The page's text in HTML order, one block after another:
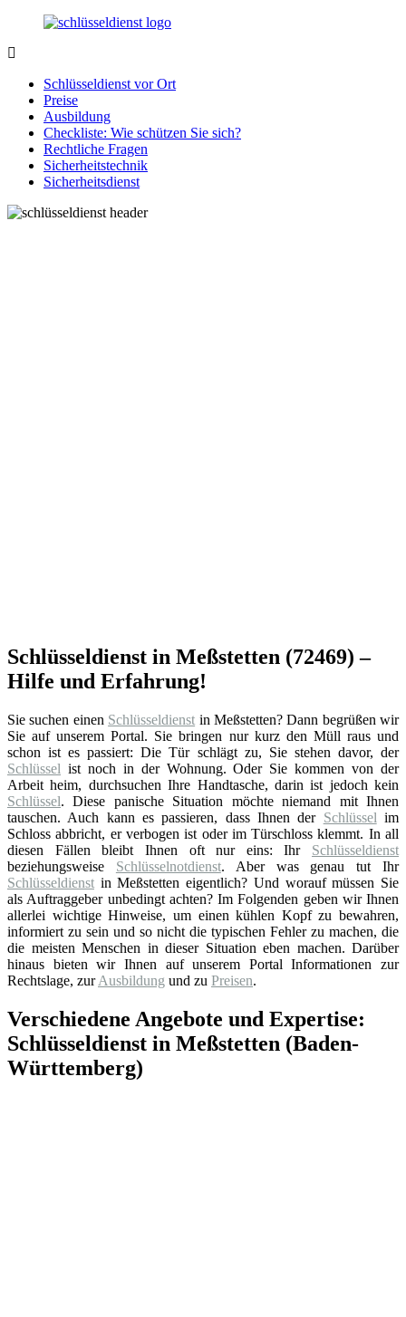
Zurück
Inhalt
Notlage
wird
gelöst!
Schlüsseldienst vor Ort
Preise
Ausbildung
Checkliste: Wie schützen Sie sich?
Rechtliche Fragen
Sicherheitstechnik
Sicherheitsdienst
Schlüsseldienst in Meßstetten (72469) –
Hilfe und Erfahrung!
Sie suchen einen Schlüsseldienst in Meßstetten? Dann begrüßen wir
Sie auf unserem Portal. Sie bringen nur kurz den Müll raus und
schon ist es passiert: Die Tür schlägt zu, Sie stehen davor, der
Schlüssel ist noch in der Wohnung. Oder Sie kommen von der
Arbeit heim, durchsuchen Ihre Handtasche, darin ist jedoch kein
Schlüssel. Diese panische Situation möchte niemand mit Ihnen
tauschen. Auch kann es passieren, dass Ihnen der Schlüssel im
Schloss abbricht, er verbogen ist oder im Türschloss klemmt. In all
diesen Fällen bleibt Ihnen oft nur eins: Ihr Schlüsseldienst
beziehungsweise Schlüsselnotdienst. Aber was genau tut Ihr
Schlüsseldienst in Meßstetten eigentlich? Und worauf müssen Sie
als Auftraggeber unbedingt achten? Im Folgenden geben wir Ihnen
allerlei wichtige Hinweise, um einen kühlen Kopf zu bewahren,
informiert zu sein und so nicht die typischen Fehler zu machen, die
die meisten Menschen in dieser Situation eben machen. Darüber
hinaus bieten wir Ihnen auf unserem Portal Informationen zur
Rechtslage, zurAusbildung und zu Preisen.
Verschiedene Angebote und Expertise:
Schlüsseldienst in Meßstetten (Baden-
Württemberg)